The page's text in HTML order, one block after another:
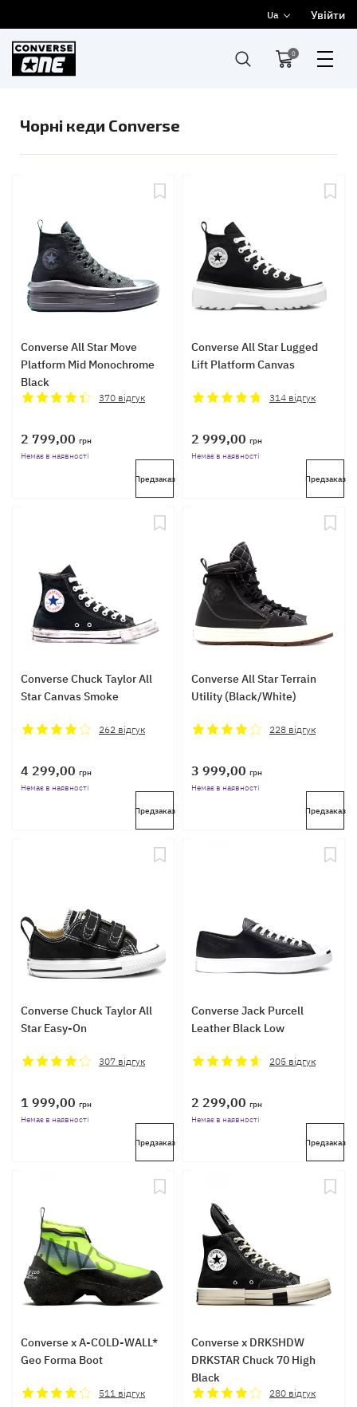
Ua Увійти
0
Чорні кеди Converse
Converse All Star Move
Platform Mid Monochrome
Black
370 відгук
2 799,00 грн
Немає в наявності
Предзаказ
Converse All Star Lugged
Lift Platform Canvas
314 відгук
2 999,00 грн
Немає в наявності
Предзаказ
Converse Chuck Taylor All
Star Canvas Smoke
262 відгук
4 299,00 грн
Немає в наявності
Предзаказ
Converse All Star Terrain
Utility (Black/White)
228 відгук
3 999,00 грн
Немає в наявності
Предзаказ
Converse Chuck Taylor All
Star Easy-On
307 відгук
1 999,00 грн
Немає в наявності
Предзаказ
Converse Jack Purcell
Leather Black Low
205 відгук
2 299,00 грн
Немає в наявності
Предзаказ
Converse x A-COLD-WALL*
Geo Forma Boot
511 відгук
Converse x DRKSHDW
DRKSTAR Chuck 70 High
Black
280 відгук